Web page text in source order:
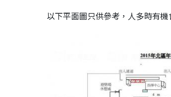
以下平面圖只供參考，人多時有